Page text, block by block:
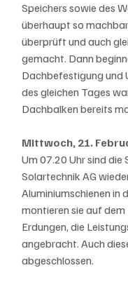
Speichers sowie des
überhaupt so
überprüft und auch
gemacht. Dann
Dachbefestigung und
des gleichen Tages
Dachbalken bereits
Mittwoch, 21.
Um 07.20 Uhr sind
Solartechnik AG
Aluminiumschienen in
montieren sie auf
Erdungen, die
angebracht. Auch
abgeschlossen.